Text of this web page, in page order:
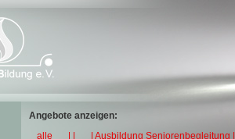
Angebote anzeigen:
alle
| | | Ausbildung Seniorenbegleitung |